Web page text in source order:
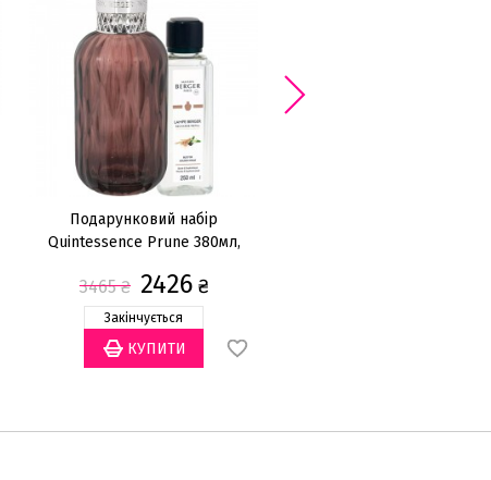
Подарунковий набір
Quintessence Prune 380мл,
3465₴ 2426₴
Закінчується